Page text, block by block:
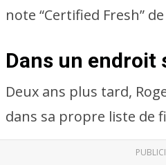
note “Certified Fresh” de
Dans un endroit
Deux ans plus tard,
dans sa propre liste de